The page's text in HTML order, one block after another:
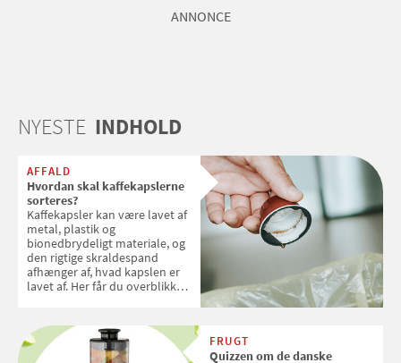
ANNONCE
NYESTE INDHOLD
AFFALD
Hvordan skal kaffekapslerne
sorteres?
Kaffekapsler kan være lavet af
metal, plastik og
bionedbrydeligt materiale, og
den rigtige skraldespand
afhænger af, hvad kapslen er
lavet af. Her får du overblikket
FRUGT
Quizzen om de danske